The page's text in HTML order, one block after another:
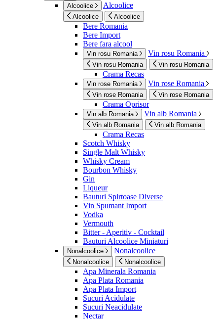
Alcoolice
Alcoolice
Alcoolice Alcoolice
Bere Romania
Bere Import
Bere fara alcool
Vin rosu Romania Vin rosu Romania
Vin rosu Romania Vin rosu Romania
Crama Recas
Vin rose Romania Vin rose Romania
Vin rose Romania Vin rose Romania
Crama Oprisor
Vin alb Romania Vin alb Romania
Vin alb Romania Vin alb Romania
Crama Recas
Scotch Whisky
Single Malt Whisky
Whisky Cream
Bourbon Whisky
Gin
Liqueur
Bauturi Spirtoase Diverse
Vin Spumant Import
Vodka
Vermouth
Bitter - Aperitiv - Cocktail
Bauturi Alcoolice Miniaturi
Nonalcoolice Nonalcoolice
Nonalcoolice Nonalcoolice
Apa Minerala Romania
Apa Plata Romania
Apa Plata Import
Sucuri Acidulate
Sucuri Neacidulate
Nectar